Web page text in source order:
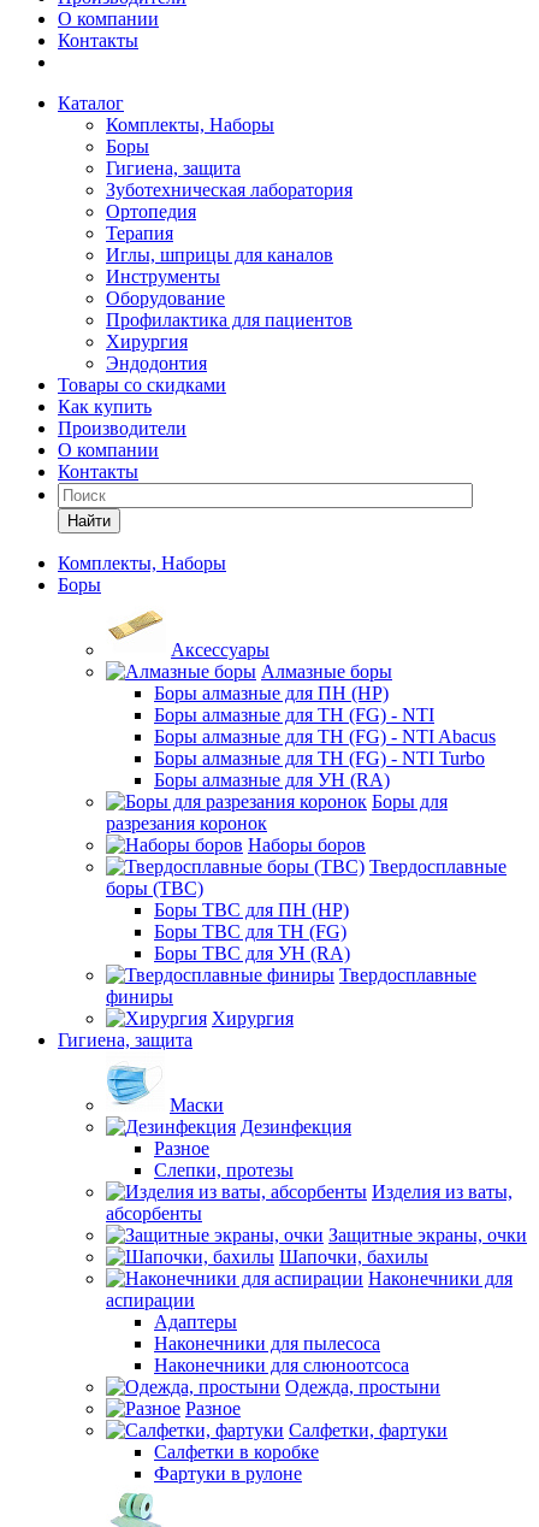
О компании
Контакты
Каталог
Комплекты, Наборы
Боры
Гигиена, защита
Зуботехническая лаборатория
Ортопедия
Терапия
Иглы, шприцы для каналов
Инструменты
Оборудование
Профилактика для пациентов
Хирургия
Эндодонтия
Товары со скидками
Как купить
Производители
О компании
Контакты
Найти
Комплекты, Наборы
Боры
Аксессуары
Алмазные боры
Боры алмазные для ПН (HP)
Боры алмазные для ТН (FG) - NTI
Боры алмазные для ТН (FG) - NTI Abacus
Боры алмазные для ТН (FG) - NTI Turbo
Боры алмазные для УН (RA)
Боры для
разрезания коронок
Наборы боров
Твердосплавные
боры (ТВС)
Боры ТВС для ПН (HP)
Боры ТВС для ТН (FG)
Боры ТВС для УН (RA)
Твердосплавные
финиры
Хирургия
Гигиена, защита
Маски
Дезинфекция
Разное
Слепки, протезы
Изделия из ваты,
абсорбенты
Защитные экраны, очки
Шапочки, бахилы
Наконечники для
аспирации
Адаптеры
Наконечники для пылесоса
Наконечники для слюноотсоса
Одежда, простыни
Разное
Салфетки, фартуки
Салфетки в коробке
Фартуки в рулоне